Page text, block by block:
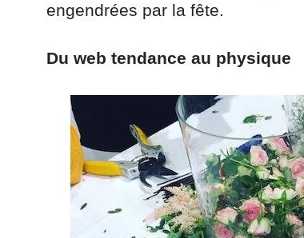
engendrées par la fête.
Du web tendance au physique